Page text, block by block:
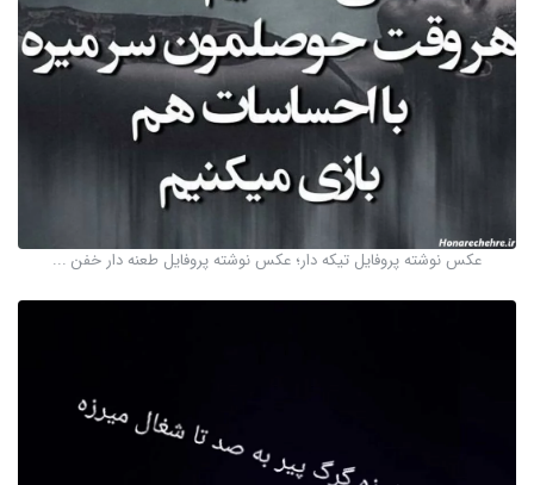
عکس نوشته پروفایل تیکه دار؛ عکس نوشته پروفایل طعنه دار خفن ...